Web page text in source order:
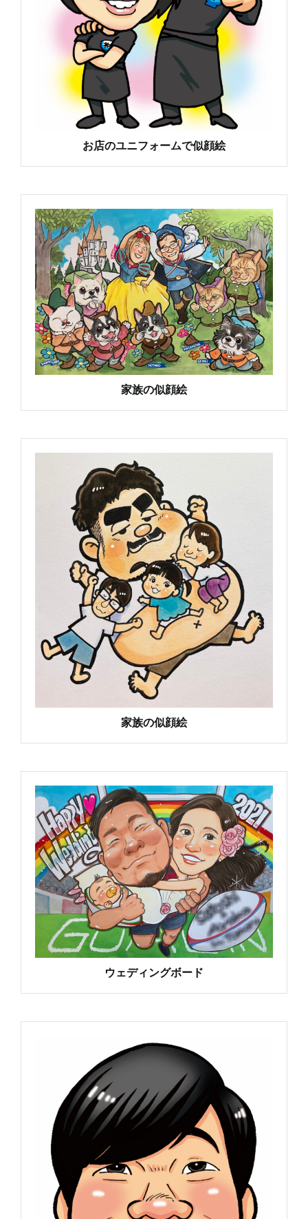
お店のユニフォームで似顔絵
家族の似顔絵
家族の似顔絵
ウェディングボード